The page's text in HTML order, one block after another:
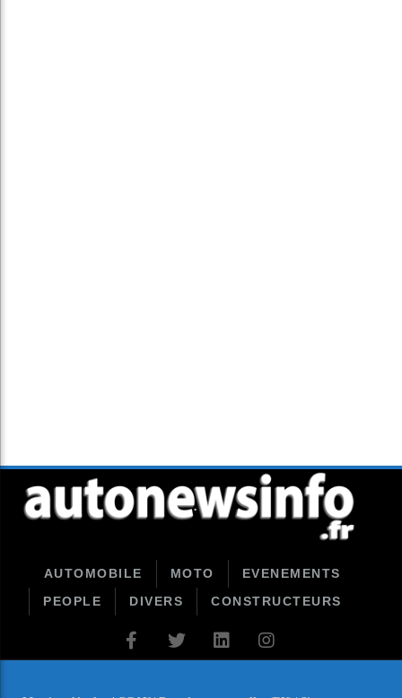
AUTOMOBILE MOTO
EVENEMENTS
PEOPLE
DIVERS CONSTRUCTEURS